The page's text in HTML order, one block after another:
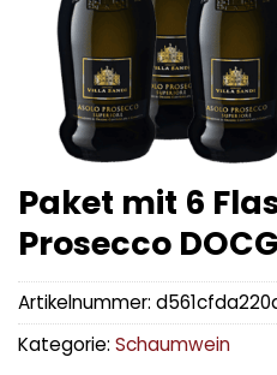
Paket mit 6
Prosecco
Artikelnummer:
Kategorie: Schaumwein